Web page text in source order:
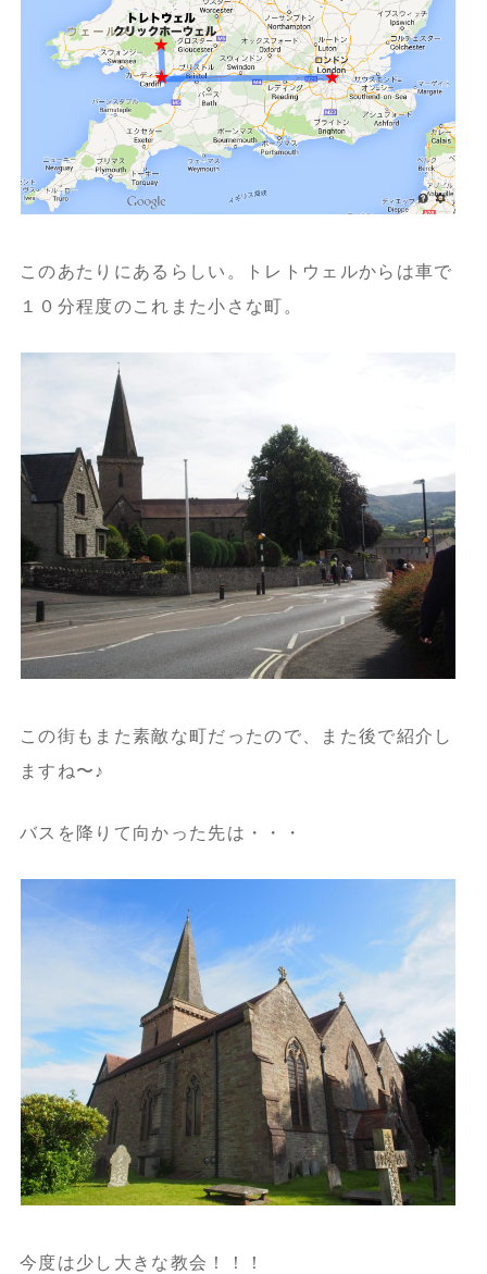
このあたりにあるらしい。トレトウェルからは車で
１０分程度のこれまた小さな町。
この街もまた素敵な町だったので、また後で紹介し
ますね〜♪
バスを降りて向かった先は・・・
今度は少し大きな教会！！！